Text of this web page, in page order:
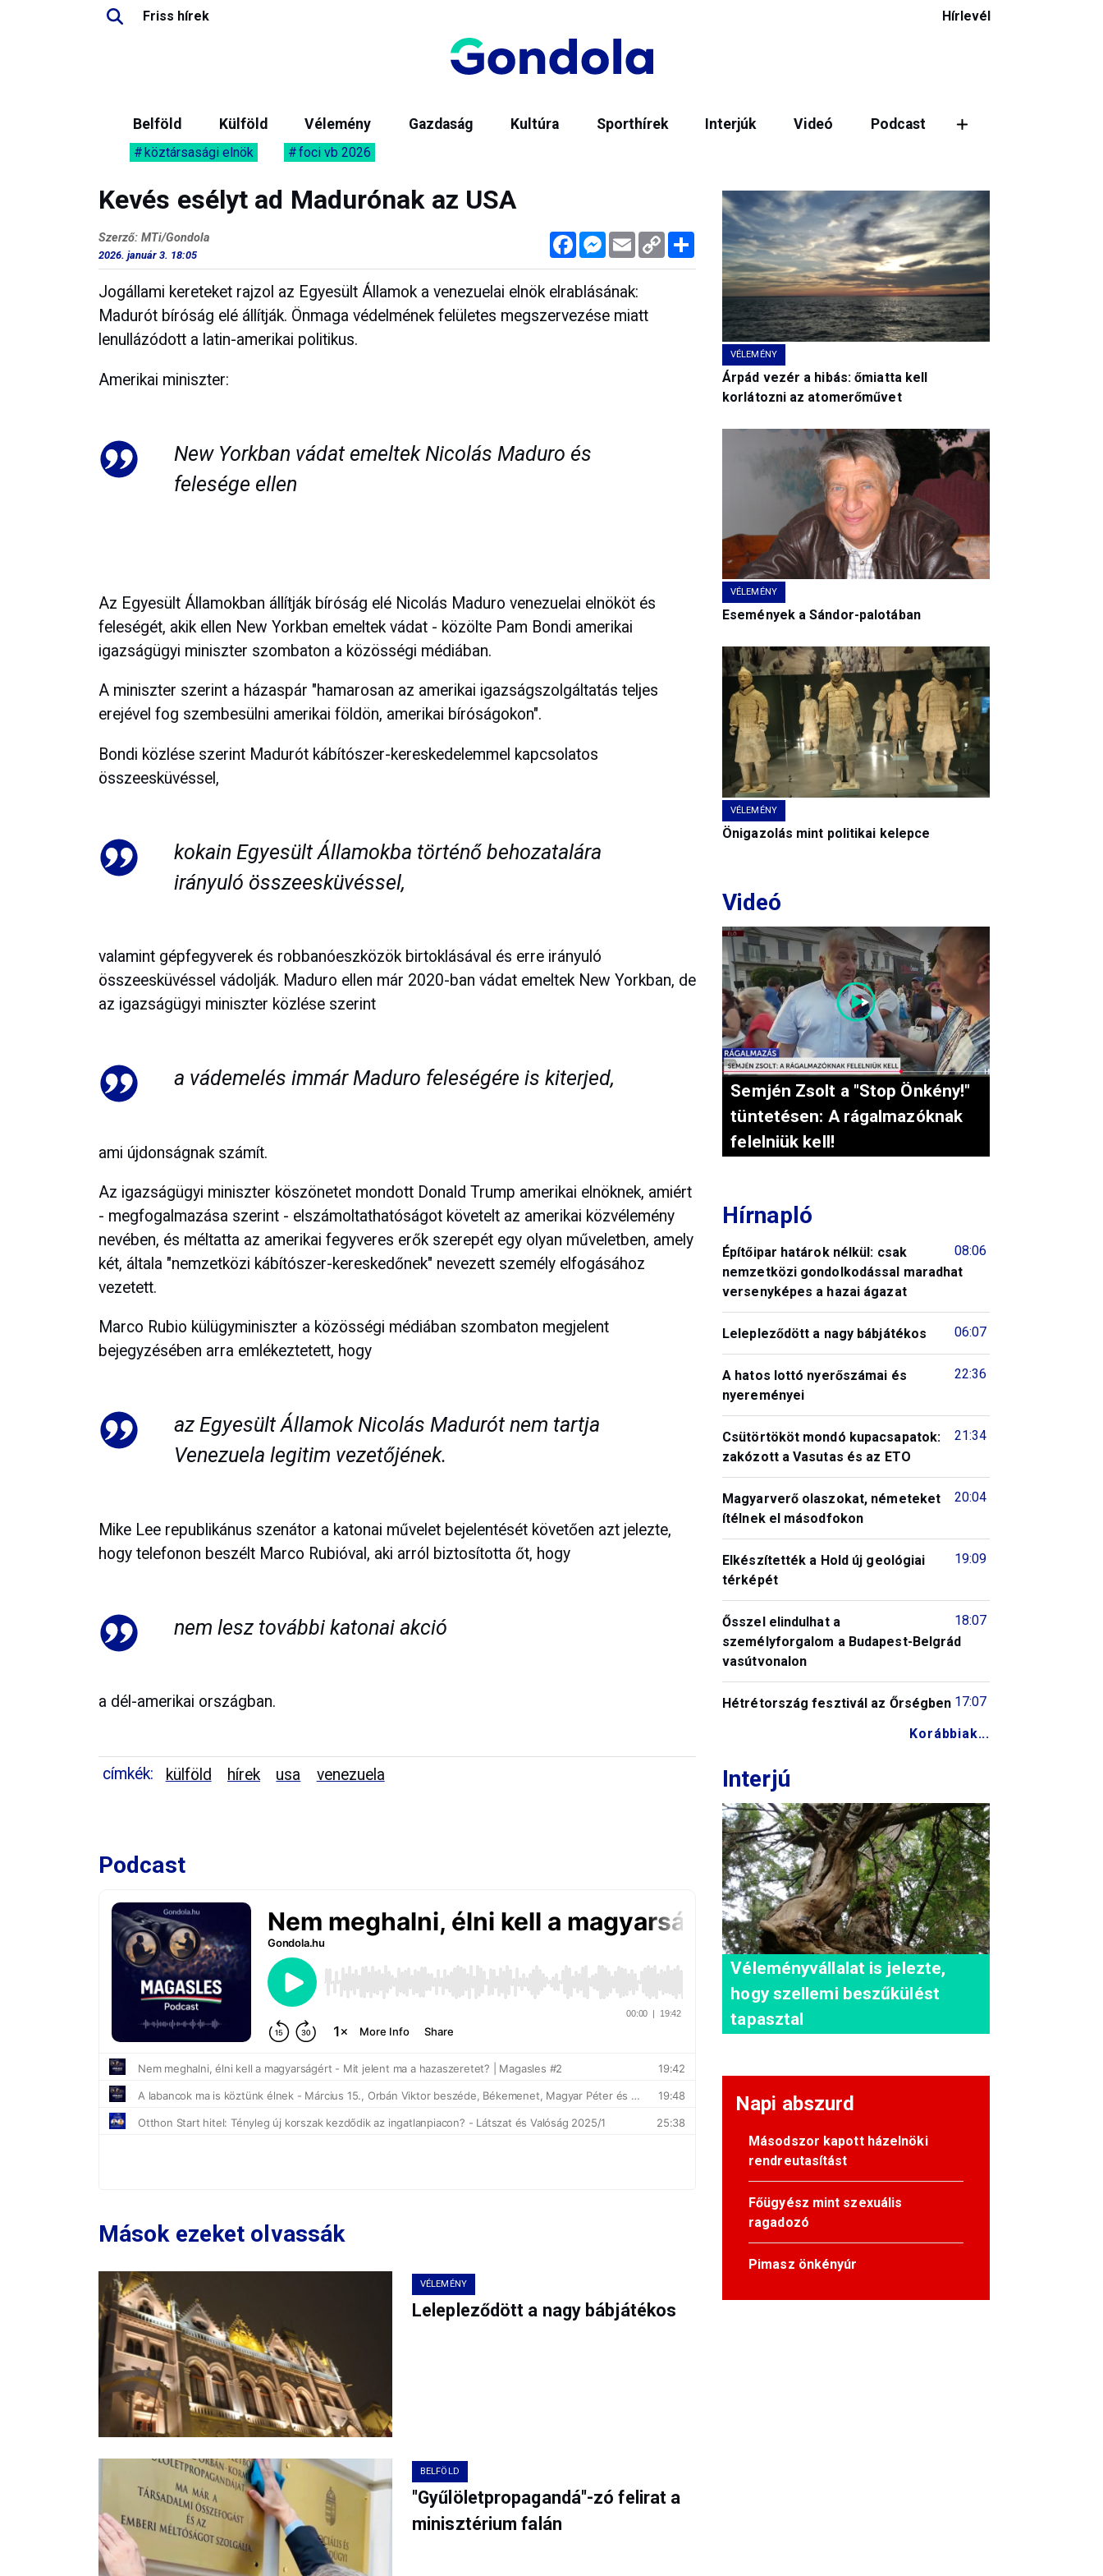
Friss hírek Hírlevél
Belföld Külföld Vélemény Gazdaság Kultúra Sporthírek Interjúk Videó Podcast
köztársasági elnök foci vb 2026
Kevés esélyt ad Madurónak az USA
FacebookMessenger
Email Copy
Link
Megosztás
Szerző: MTi/Gondola
2026. január 3. 18:05
Jogállami kereteket rajzol az Egyesült Államok a venezuelai elnök elrablásának:
Madurót bíróság elé állítják. Önmaga védelmének felületes megszervezése miatt
lenullázódott a latin-amerikai politikus.
Amerikai miniszter:
New Yorkban vádat emeltek Nicolás Maduro és
felesége ellen
Az Egyesült Államokban állítják bíróság elé Nicolás Maduro venezuelai elnököt és
feleségét, akik ellen New Yorkban emeltek vádat - közölte Pam Bondi amerikai
igazságügyi miniszter szombaton a közösségi médiában.
A miniszter szerint a házaspár "hamarosan az amerikai igazságszolgáltatás teljes
erejével fog szembesülni amerikai földön, amerikai bíróságokon".
Bondi közlése szerint Madurót kábítószer-kereskedelemmel kapcsolatos
összeesküvéssel,
kokain Egyesült Államokba történő behozatalára
irányuló összeesküvéssel,
valamint gépfegyverek és robbanóeszközök birtoklásával és erre irányuló
összeesküvéssel vádolják. Maduro ellen már 2020-ban vádat emeltek New Yorkban, de
az igazságügyi miniszter közlése szerint
a vádemelés immár Maduro feleségére is kiterjed,
ami újdonságnak számít.
Az igazságügyi miniszter köszönetet mondott Donald Trump amerikai elnöknek, amiért
- megfogalmazása szerint - elszámoltathatóságot követelt az amerikai közvélemény
nevében, és méltatta az amerikai fegyveres erők szerepét egy olyan műveletben, amely
két, általa "nemzetközi kábítószer-kereskedőnek" nevezett személy elfogásához
vezetett.
Marco Rubio külügyminiszter a közösségi médiában szombaton megjelent
bejegyzésében arra emlékeztetett, hogy
az Egyesült Államok Nicolás Madurót nem tartja
Venezuela legitim vezetőjének.
Mike Lee republikánus szenátor a katonai művelet bejelentését követően azt jelezte,
hogy telefonon beszélt Marco Rubióval, aki arról biztosította őt, hogy
nem lesz további katonai akció
a dél-amerikai országban.
címkék: külföld hírek usa venezuela
Podcast
Mások ezeket olvassák
VÉLEMÉNY
Lelepleződött a nagy bábjátékos
BELFÖLD
"Gyűlöletpropagandá"-zó felirat a
minisztérium falán
VÉLEMÉNY
Árpád vezér a hibás: őmiatta kell
korlátozni az atomerőművet
VÉLEMÉNY
Események a Sándor-palotában
VÉLEMÉNY
Önigazolás mint politikai kelepce
Videó
Semjén Zsolt a "Stop Önkény!"
tüntetésen: A rágalmazóknak
felelniük kell!
Hírnapló
08:06
Építőipar határok nélkül: csak
nemzetközi gondolkodással maradhat
versenyképes a hazai ágazat
06:07
Lelepleződött a nagy bábjátékos
22:36
A hatos lottó nyerőszámai és
nyereményei
21:34
Csütörtököt mondó kupacsapatok:
zakózott a Vasutas és az ETO
20:04
Magyarverő olaszokat, németeket
ítélnek el másodfokon
19:09
Elkészítették a Hold új geológiai
térképét
18:07
Ősszel elindulhat a
személyforgalom a Budapest-Belgrád
vasútvonalon
17:07
Hétrétország fesztivál az Őrségben
Korábbiak...
Interjú
Véleményvállalat is jelezte,
hogy szellemi beszűkülést
tapasztal
Napi abszurd
Másodszor kapott házelnöki
rendreutasítást
Főügyész mint szexuális
ragadozó
Pimasz önkényúr